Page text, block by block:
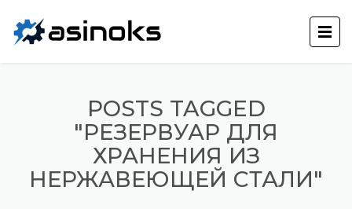
POSTS TAGGED
"РЕЗЕРВУАР ДЛЯ
ХРАНЕНИЯ ИЗ
НЕРЖАВЕЮЩЕЙ СТАЛИ"